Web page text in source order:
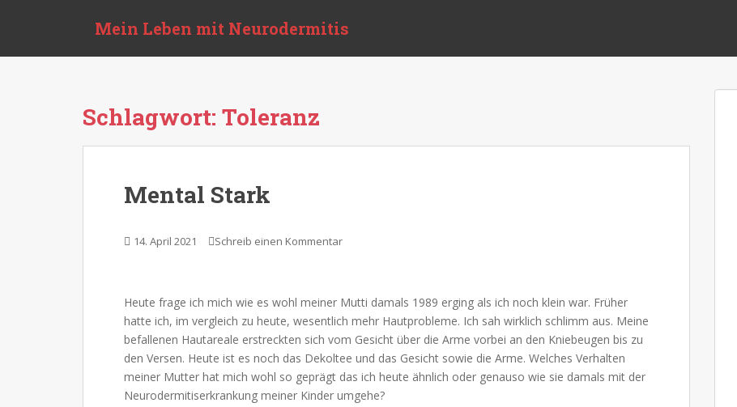
Mein Leben mit Neurodermitis
Schlagwort: Toleranz
Mental Stark
14. April 2021 Schreib einen Kommentar
Heute frage ich mich wie es wohl meiner Mutti damals 1989 erging als ich noch klein war. Früher
hatte ich, im vergleich zu heute, wesentlich mehr Hautprobleme. Ich sah wirklich schlimm aus. Meine
befallenen Hautareale erstreckten sich vom Gesicht über die Arme vorbei an den Kniebeugen bis zu
den Versen. Heute ist es noch das Dekoltee und das Gesicht sowie die Arme. Welches Verhalten
meiner Mutter hat mich wohl so geprägt das ich heute ähnlich oder genauso wie sie damals mit der
Neurodermitiserkrankung meiner Kinder umgehe?